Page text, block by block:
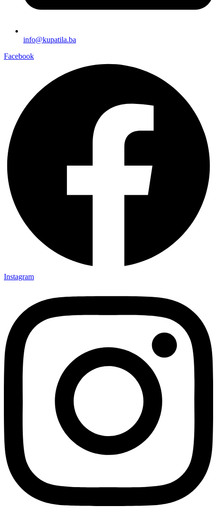
info@kupatila.ba
Facebook
Instagram